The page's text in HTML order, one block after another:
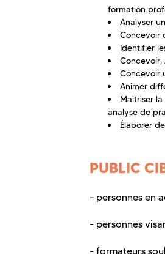
formation
Analyser
Concevoir
Identifier
Concevoir
Animer
Maitriser
analyse de
Élaborer
PUBLIC
- personnes en
- personnes
- formateurs